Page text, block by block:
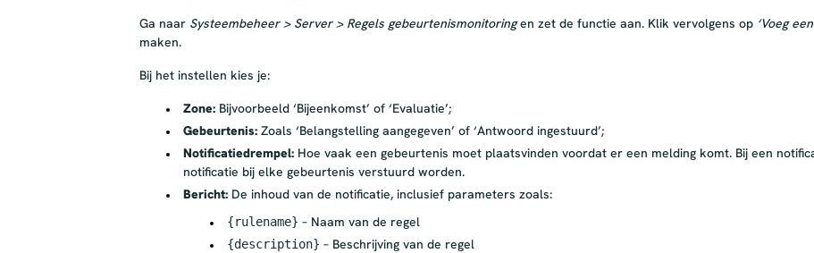
Ga naar Systeembeheer > Server > Regels gebeurtenismonitoringen zet de functie aan. Klik vervolgens op ‘Voeg
maken.
Bij het instellen kies je:
Zone:Bijvoorbeeld ‘Bijeenkomst’ of ‘Evaluatie’;
Gebeurtenis:Zoals ‘Belangstelling aangegeven’ of ‘Antwoord ingestuurd’;
Notificatiedrempel:Hoe vaak een gebeurtenis moet plaatsvinden voordat er een melding komt. Bij een
notificatie bij elke gebeurtenis verstuurd worden.
Bericht: De inhoud van de notificatie, inclusief parameters zoals:
{rulename} – Naam van de regel
{description} – Beschrijving van de regel